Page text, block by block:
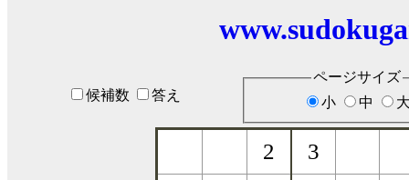
候補数 答え
ページサイズ
小
中